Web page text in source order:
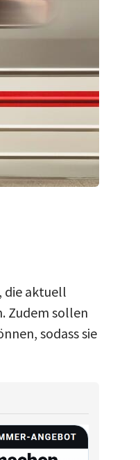
die aktuell
Zudem sollen
sodass sie